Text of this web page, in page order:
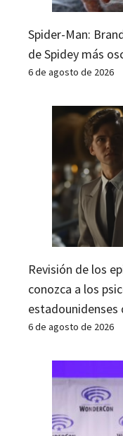
Spider-Man:
de Spidey más
6 de agosto de 2026
Revisión de los
conozca a los
6 de agosto de 2026